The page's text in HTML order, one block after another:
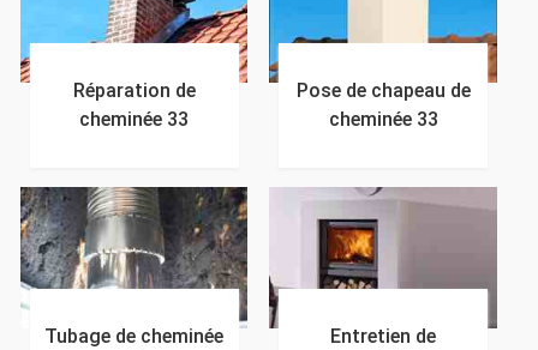
Réparation de
cheminée 33
Pose de chapeau de
cheminée 33
Tubage de cheminée
Entretien de